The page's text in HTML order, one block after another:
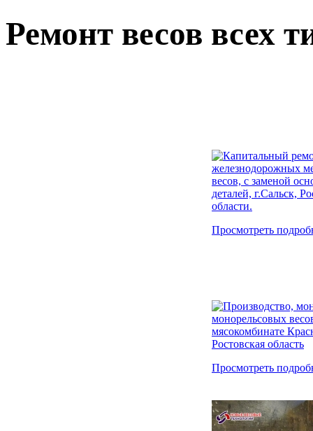
Ремонт весов всех
Просмотреть
Просмотреть